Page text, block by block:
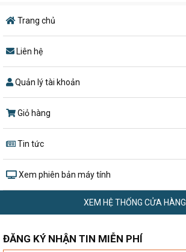
Trang chủ
Liên hệ
Quản lý tài khoản
Giỏ hàng
Tin tức
Xem phiên bản máy tính
XEM HỆ THỐNG CỬA HÀNG
ĐĂNG KÝ NHẬN TIN MIỄN PHÍ